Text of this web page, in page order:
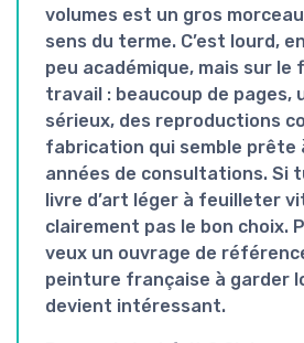
volumes est un gros
sens du terme. C’est lourd,
peu académique, mais sur le
travail : beaucoup de pages,
sérieux, des reproductions
fabrication qui semble prête
années de consultations. Si
livre d’art léger à feuilleter
clairement pas le bon choix.
veux un ouvrage de
peinture française à garder
devient intéressant.